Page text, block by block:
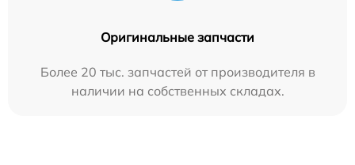
Оригинальные запчасти
Более 20 тыс. запчастей от производителя в
наличии на собственных складах.